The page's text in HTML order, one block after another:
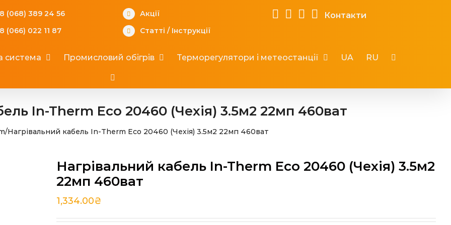
(068) 389 24 56
(066) 022 11 87
Акції
Статті / Інструкції
Контакти
система Промисловий обігрів Терморегулятори і метеостанції UA RU
In-Therm Eco 20460 (Чехія) 3.5м2 22мп 460ват
/Нагрівальний кабель In-Therm Eco 20460 (Чехія) 3.5м2 22мп 460ват
Нагрівальний кабель In-Therm Eco 20460 (Чехія) 3.5м2
22мп 460ват
1,334.00₴